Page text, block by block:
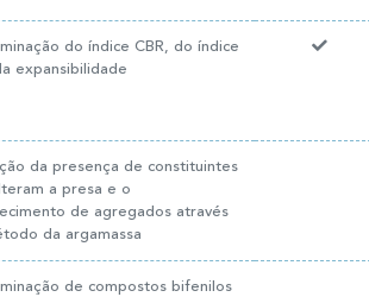
do índice CBR, do índice
expansibilidade
da presença de constituintes
a presa e o
de agregados através
da argamassa
de compostos bifenilos